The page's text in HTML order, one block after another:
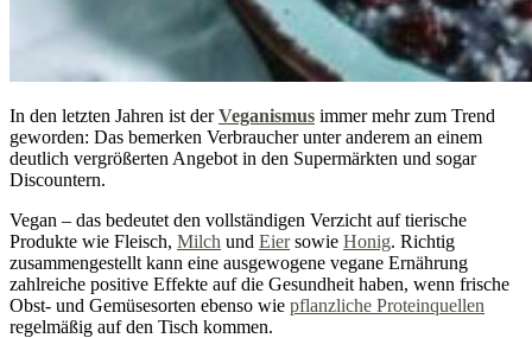
In den letzten Jahren ist derVeganismus immer mehr zum Trend
geworden: Das bemerken Verbraucher unter anderem an einem
deutlich vergrößerten Angebot in den Supermärkten und sogar
Discountern.
Vegan – das bedeutet den vollständigen Verzicht auf tierische
Produkte wie Fleisch, Milch und Eiersowie Honig. Richtig
zusammengestellt kann eine ausgewogene vegane Ernährung
zahlreiche positive Effekte auf die Gesundheit haben, wenn frische
Obst- und Gemüsesorten ebenso wie pflanzliche Proteinquellen
regelmäßig auf den Tisch kommen.